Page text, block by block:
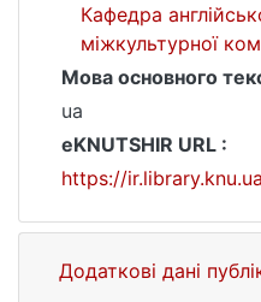
Кафедра
міжкультурної
Мова основного
ua
eKNUTSHIR URL :
https://
Додаткові дані